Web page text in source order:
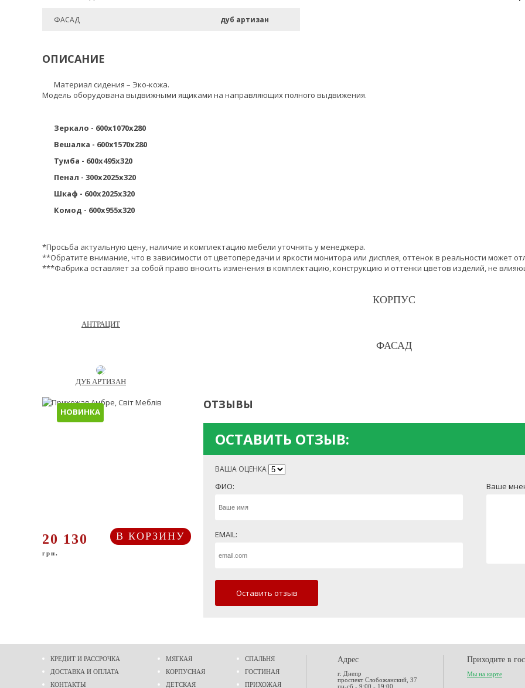
ФАСАД дуб артизан
ОПИСАНИЕ
Материал сидения – Эко-кожа.
Модель оборудована выдвижными ящиками на направляющих полного выдвижения.
Зеркало - 600х1070х280
Вешалка - 600х1570х280
Тумба - 600х495х320
Пенал - 300х2025х320
Шкаф - 600х2025х320
Комод - 600х955х320
*Просьба актуальную цену, наличие и комплектацию мебели уточнять у менеджера.
**Обратите внимание, что в зависимости от цветопередачи и яркости монитора или дисплея, оттенок в реальности может
***Фабрика оставляет за собой право вносить изменения в комплектацию, конструкцию и оттенки цветов изделий, не
КОРПУС
АНТРАЦИТ
ФАСАД
ДУБ АРТИЗАН
НОВИНКА
20 130
грн.
В КОРЗИНУ
ОТЗЫВЫ
ОСТАВИТЬ ОТЗЫВ:
ВАША ОЦЕНКА
ФИО:
EMAIL:
Ваше
Оставить отзыв
КРЕДИТ И РАССРОЧКА
ДОСТАВКА И ОПЛАТА
КОНТАКТЫ
МЯГКАЯ
КОРПУСНАЯ
ДЕТСКАЯ
СПАЛЬНЯ
ГОСТИНАЯ
ПРИХОЖАЯ
Адрес
г. Днепр
проспект Слобожанский, 37
пн-сб - 9:00 - 19:00
Приходите в
Мы на карте